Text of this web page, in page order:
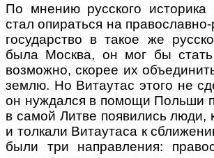
По мнению русского
стал опираться на
государство в такое же
была Москва, он мог бы стать
возможно, скорее их
землю. Но Витаутас этого не
он нуждался в помощи Польши
в самой Литве появились люди,
и толкали Витаутаса к
были три направления: